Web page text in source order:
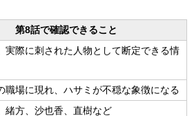
第8話で確認できること
実際に刺された人物として断定できる情
職場に現れ、ハサミが不穏な象徴になる
緒方、沙也香、直樹など